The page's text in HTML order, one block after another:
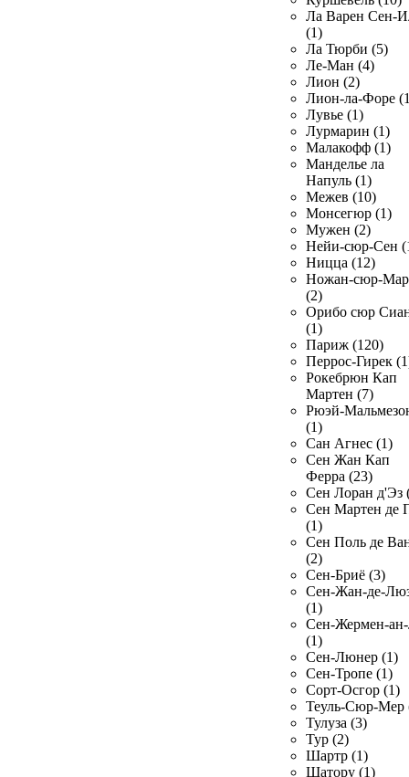
Ла Варен Сен-
(1)
Ла Тюрби (5)
Ле-Ман (4)
Лион (2)
Лион-ла-Форе
Лувье (1)
Лурмарин (1)
Малакофф (1)
Манделье ла
Напуль (1)
Межев (10)
Монсегюр (1)
Мужен (2)
Нейи-сюр-Сен
Ницца (12)
Ножан-сюр-
(2)
Орибо сюр
(1)
Париж (120)
Перрос-Гирек
Рокебрюн Кап
Мартен (7)
Рюэй-
(1)
Сан Агнес (1)
Сен Жан Кап
Ферра (23)
Сен Лоран д'Эз
Сен Мартен де
(1)
Сен Поль де
(2)
Сен-Бриё (3)
Сен-Жан-де-
(1)
Сен-Жермен-
(1)
Сен-Люнер (1)
Сен-Тропе (1)
Сорт-Осгор (1)
Теуль-Сюр-Мер
Тулуза (3)
Тур (2)
Шартр (1)
Шатору (1)